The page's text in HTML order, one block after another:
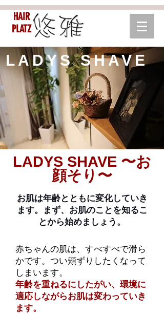
HAIR
PLATZ
LADYS SHAVE
LADYS SHAVE 〜お
顔そり〜
お肌は年齢とともに変化していき
ます。まず、お肌のことを知るこ
とから始めましょう。
赤ちゃんの肌は、すべすべで滑ら
かです。つい頬ずりしたくなって
しまいます。
年齢を重ねるにしたがい、環境に
適応しながらお肌は変わっていき
ます。